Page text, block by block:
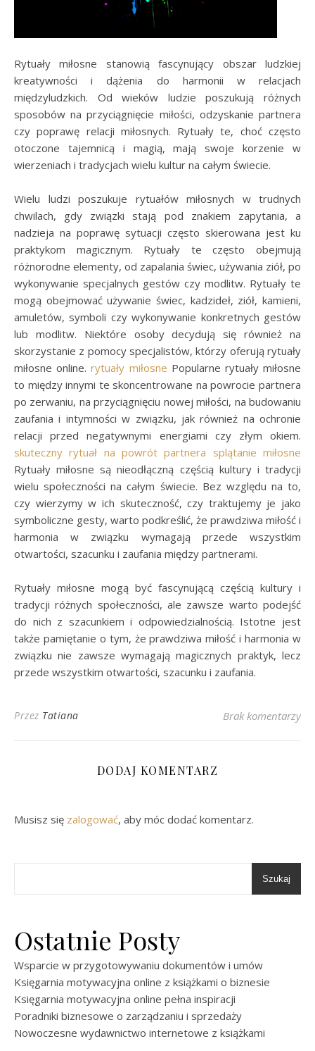
Rytuały miłosne stanowią fascynujący obszar ludzkiej
kreatywności i dążenia do harmonii w relacjach
międzyludzkich. Od wieków ludzie poszukują różnych
sposobów na przyciągnięcie miłości, odzyskanie partnera
czy poprawę relacji miłosnych. Rytuały te, choć często
otoczone tajemnicą i magią, mają swoje korzenie w
wierzeniach i tradycjach wielu kultur na całym świecie.
Wielu ludzi poszukuje rytuałów miłosnych w trudnych
chwilach, gdy związki stają pod znakiem zapytania, a
nadzieja na poprawę sytuacji często skierowana jest ku
praktykom magicznym. Rytuały te często obejmują
różnorodne elementy, od zapalania świec, używania ziół, po
wykonywanie specjalnych gestów czy modlitw. Rytuały te
mogą obejmować używanie świec, kadzideł, ziół, kamieni,
amuletów, symboli czy wykonywanie konkretnych gestów
lub modlitw. Niektóre osoby decydują się również na
skorzystanie z pomocy specjalistów, którzy oferują rytuały
miłosne online.rytuały miłosne Popularne rytuały miłosne
to między innymi te skoncentrowane na powrocie partnera
po zerwaniu, na przyciągnięciu nowej miłości, na budowaniu
zaufania i intymności w związku, jak również na ochronie
relacji przed negatywnymi energiami czy złym okiem.
skuteczny rytuał na powrót partnera splątanie miłosne
Rytuały miłosne są nieodłączną częścią kultury i tradycji
wielu społeczności na całym świecie. Bez względu na to,
czy wierzymy w ich skuteczność, czy traktujemy je jako
symboliczne gesty, warto podkreślić, że prawdziwa miłość i
harmonia w związku wymagają przede wszystkim
otwartości, szacunku i zaufania między partnerami.
Rytuały miłosne mogą być fascynującą częścią kultury i
tradycji różnych społeczności, ale zawsze warto podejść
do nich z szacunkiem i odpowiedzialnością. Istotne jest
także pamiętanie o tym, że prawdziwa miłość i harmonia w
związku nie zawsze wymagają magicznych praktyk, lecz
przede wszystkim otwartości, szacunku i zaufania.
Przez Tatiana Brak komentarzy
DODAJ KOMENTARZ
Musisz się zalogować, aby móc dodać komentarz.
Szukaj
Ostatnie Posty
Wsparcie w przygotowywaniu dokumentów i umów
Księgarnia motywacyjna online z książkami o biznesie
Księgarnia motywacyjna online pełna inspiracji
Poradniki biznesowe o zarządzaniu i sprzedaży
Nowoczesne wydawnictwo internetowe z książkami